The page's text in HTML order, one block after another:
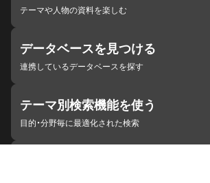
テーマや人物の資料を楽しむ
データベースを見つける
連携しているデータベースを探す
テーマ別検索機能を使う
目的・分野毎に最適化された検索